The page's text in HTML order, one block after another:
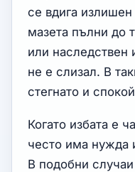
се вдига
мазета пълни до
или наследствен
не е слизал. В
стегнато и
Когато избата е
често има нужда
В подобни